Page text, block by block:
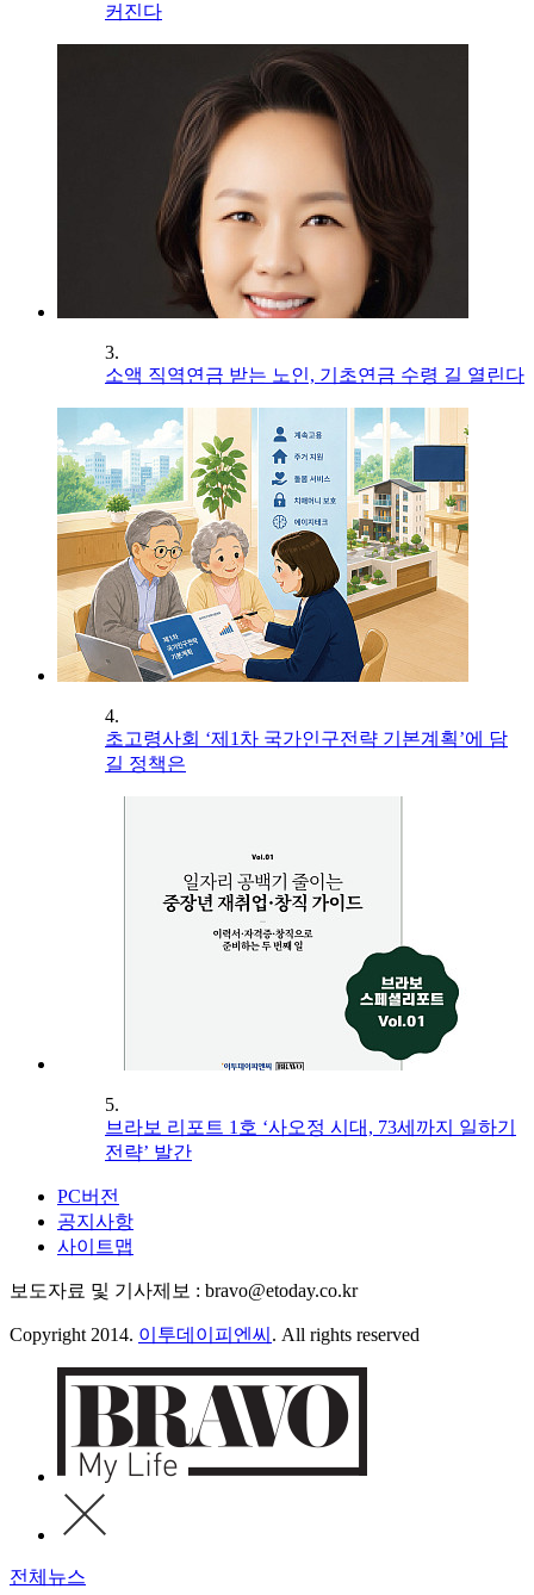
커진다
3.
소액 직역연금 받는 노인, 기초연금 수령 길 열린다
4.
초고령사회 ‘제1차 국가인구전략 기본계획’에 담
길 정책은
5.
브라보 리포트 1호 ‘사오정 시대, 73세까지 일하기
전략’ 발간
PC버전
공지사항
사이트맵
보도자료 및 기사제보 : bravo@etoday.co.kr
Copyright 2014. 이투데이피엔씨 . All rights reserved
전체뉴스